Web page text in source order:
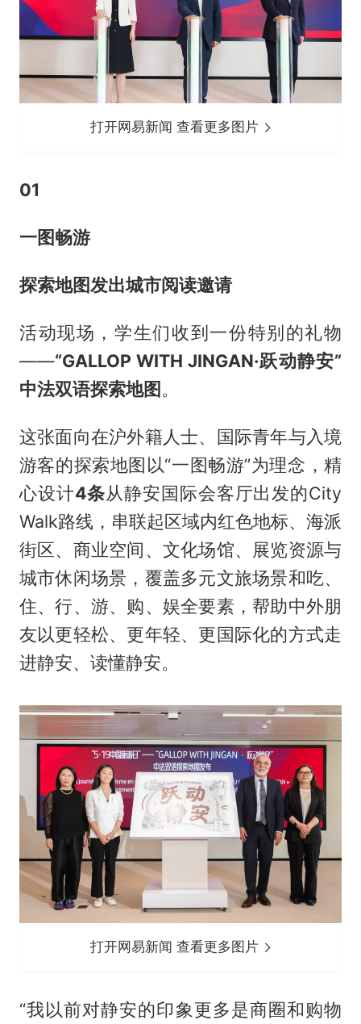
打开网易新闻 查看更多图片
01
一图畅游
探索地图发出城市阅读邀请
活动现场，学生们收到一份特别的礼物
——“GALLOP WITH JINGAN·跃动静安”
中法双语探索地图。
这张面向在沪外籍人士、国际青年与入境
游客的探索地图以“一图畅游”为理念，精
心设计4条从静安国际会客厅出发的City
Walk路线，串联起区域内红色地标、海派
街区、商业空间、文化场馆、展览资源与
城市休闲场景，覆盖多元文旅场景和吃、
住、行、游、购、娱全要素，帮助中外朋
友以更轻松、更年轻、更国际化的方式走
进静安、读懂静安。
打开网易新闻 查看更多图片
“我以前对静安的印象更多是商圈和购物